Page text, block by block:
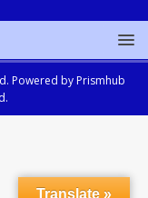
Powered by Prismhub
Translate »